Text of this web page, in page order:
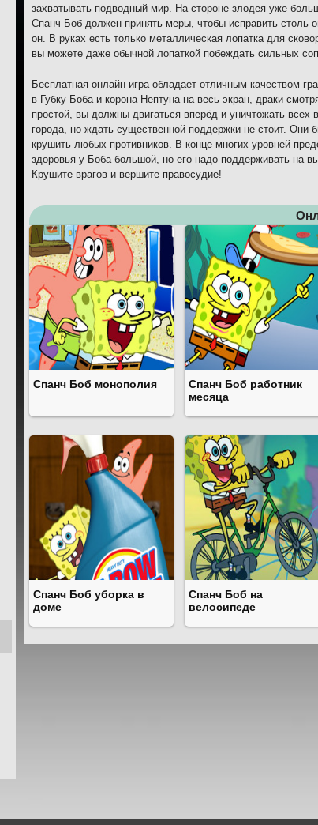
захватывать подводный мир. На стороне злодея уже
Спанч Боб должен принять меры, чтобы исправить столь
он. В руках есть только металлическая лопатка для
вы можете даже обычной лопаткой побеждать сильных
Бесплатная онлайн игра обладает отличным качеством
в Губку Боба и корона Нептуна на весь экран, драки
простой, вы должны двигаться вперёд и уничтожать
города, но ждать существенной поддержки не стоит. Они
крушить любых противников. В конце многих уровней
здоровья у Боба большой, но его надо поддерживать на
Крушите врагов и вершите правосудие!
Спанч Боб монополия
Спанч Боб работник
месяца
Спанч Боб уборка в
доме
Спанч Боб на
велосипеде